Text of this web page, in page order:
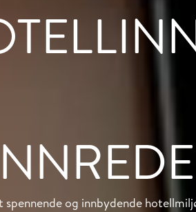
spennende og innbydende